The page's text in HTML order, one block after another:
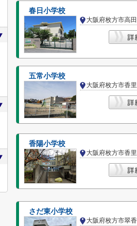
春日小学校
大阪府枚方市高
五常小学校
大阪府枚方市香
香陽小学校
大阪府枚方市香
さだ東小学校
大阪府枚方市翠